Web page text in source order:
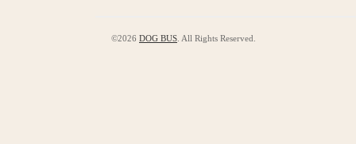
©2026 DOG BUS . All Rights Reserved.